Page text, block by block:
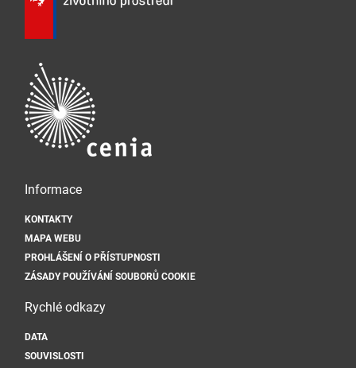
Informace
KONTAKTY
MAPA WEBU
PROHLÁŠENÍ O PŘÍSTUPNOSTI
ZÁSADY POUŽÍVÁNÍ SOUBORŮ COOKIE
Rychlé odkazy
DATA
SOUVISLOSTI